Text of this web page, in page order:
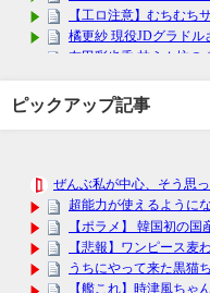
ピックアップ記事